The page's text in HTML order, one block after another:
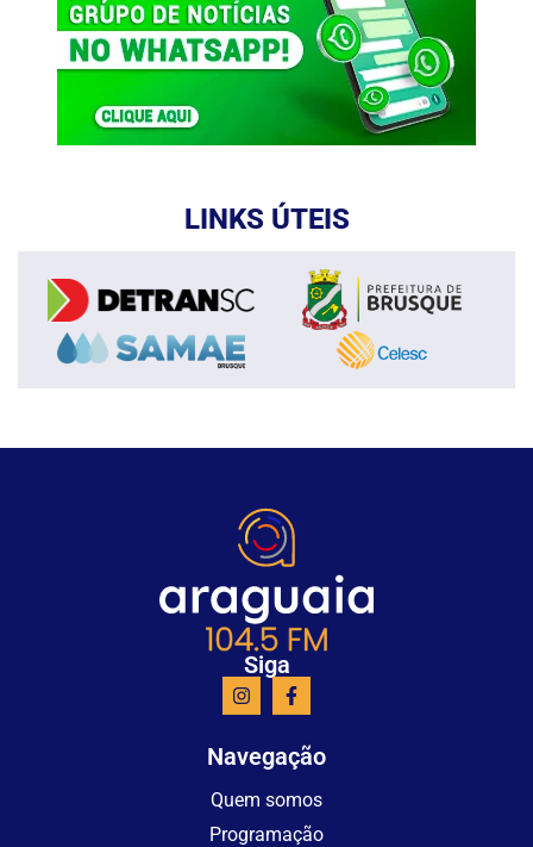
LINKS ÚTEIS
Siga
Navegação
Quem somos
Programação